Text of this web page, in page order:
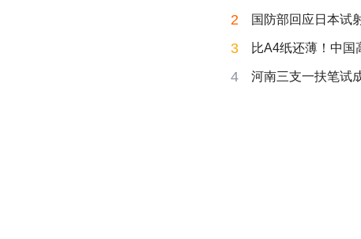
2 国防部回应日本试
3 比A4纸还薄！中国
4 河南三支一扶笔试